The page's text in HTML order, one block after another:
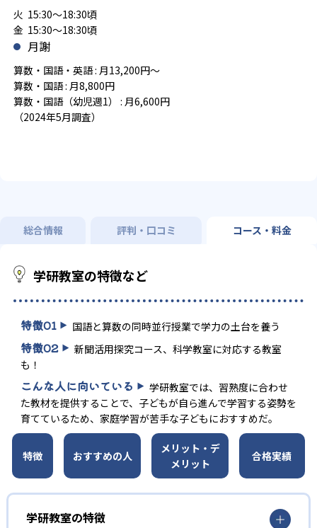
火 15:30～18:30頃
金 15:30～18:30頃
月謝
算数・国語・英語 : 月13,200円～
算数・国語 : 月8,800円
算数・国語（幼児週1） : 月6,600円
（2024年5月調査）
総合情報 評判・口コミ コース・料金
学研教室の特徴など
特徴01 国語と算数の同時並行授業で学力の土台を養う
特徴02
新聞活用探究コース、科学教室に対応する教室
も！
こんな人に向いている
学研教室では、習熟度に合わせ
た教材を提供することで、子どもが自ら進んで学習する姿勢を
育てているため、家庭学習が苦手な子どもにおすすめだ。
特徴 おすすめの人
メリット・デ
メリット
合格実績
学研教室の特徴